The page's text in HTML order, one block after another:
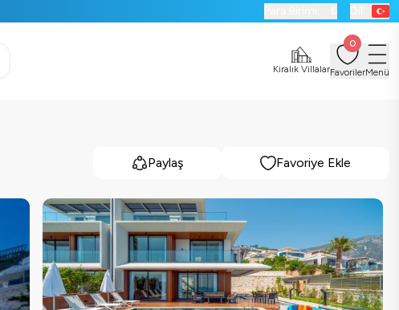
Kiralık Villalar
0
FavorilerMenü
Paylaş Favoriye Ekle